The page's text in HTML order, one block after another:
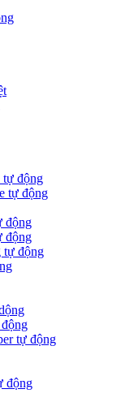
tự động
tự động
động
động
tự động
tự động
động